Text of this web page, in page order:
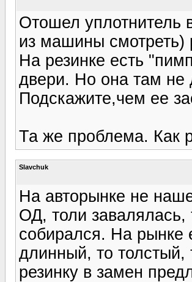
Отошел уплотнитель
из машины смотреть)
На резинке есть
двери. Но она там не
Подскажите,чем ее
Та же проблема. Как
Slavchuk
На авторынке не
ОД, толи завалялась,
собирался. На рынке
длинный, то
резинку в замен